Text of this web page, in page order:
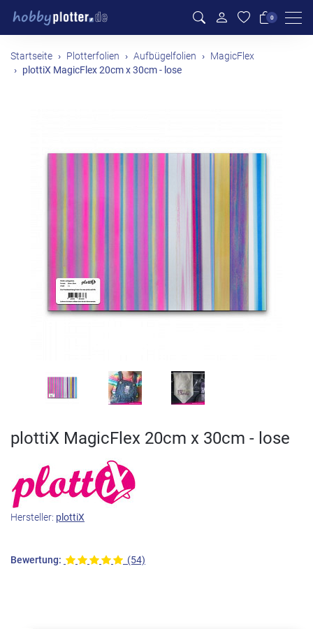
0
Startseite Plotterfolien Aufbügelfolien MagicFlex
plottiX MagicFlex 20cm x 30cm - lose
plottiX MagicFlex 20cm x 30cm - lose
Hersteller: plottiX
Bewertung: (54)